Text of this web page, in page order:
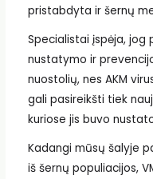
pristabdyta ir šernų
Specialistai įspėja, jog
nustatymo ir
nuostolių, nes AKM
gali pasireikšti tiek
kuriose jis buvo
Kadangi mūsų šalyje
iš šernų populiacijos,